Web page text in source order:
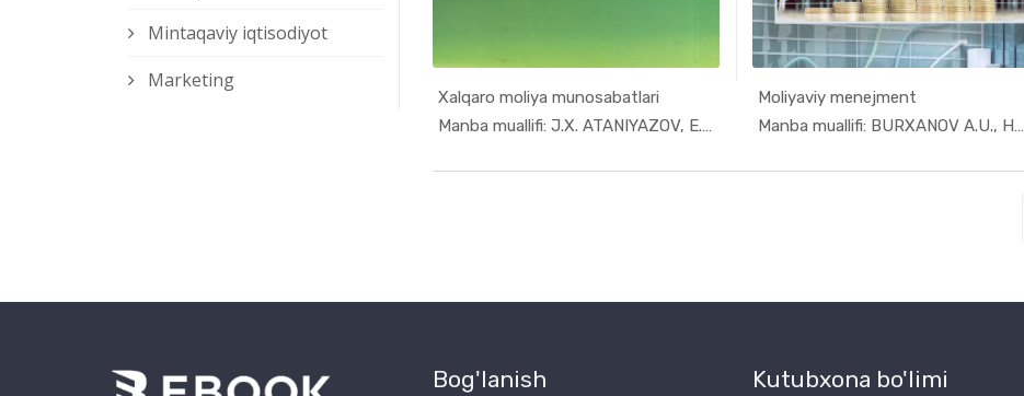
Mintaqaviy iqtisodiyot
Marketing
Xalqaro moliya munosabatlari
Manba muallifi: J.X. ATANIYAZOV, E.D. ALl...
In Moliya,...
Мoliyaviy menejment
Manba muallifi: BURXANOV A.U., HAMDAMOV O.N.
In Moliya,...
Bog'lanish Kutubxona bo'limi